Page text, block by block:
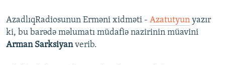
AzadlıqRadiosunun Erməni xidməti - Azatutyun yazır
ki, bu barədə məlumatı müdafiə nazirinin müavini
Arman Sarksiyanverib.